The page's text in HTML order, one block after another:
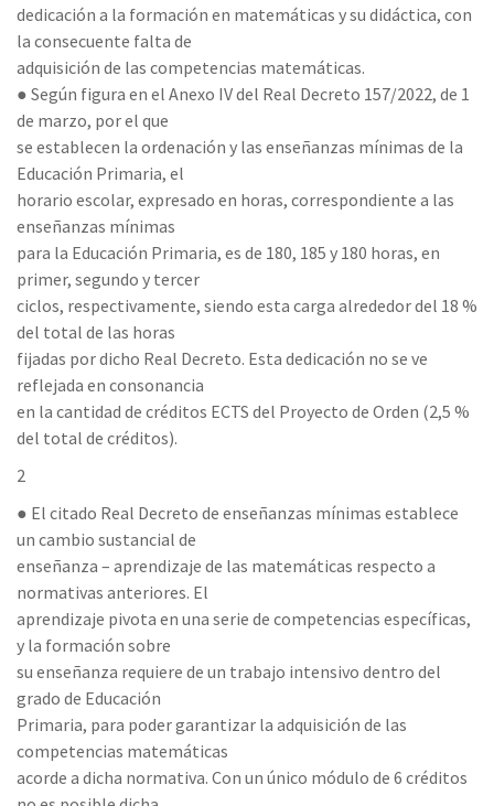
dedicación a la formación en matemáticas y su didáctica, con
la consecuente falta de
adquisición de las competencias matemáticas.
● Según figura en el Anexo IV del Real Decreto 157/2022, de 1
de marzo, por el que
se establecen la ordenación y las enseñanzas mínimas de la
Educación Primaria, el
horario escolar, expresado en horas, correspondiente a las
enseñanzas mínimas
para la Educación Primaria, es de 180, 185 y 180 horas, en
primer, segundo y tercer
ciclos, respectivamente, siendo esta carga alrededor del 18 %
del total de las horas
fijadas por dicho Real Decreto. Esta dedicación no se ve
reflejada en consonancia
en la cantidad de créditos ECTS del Proyecto de Orden (2,5 %
del total de créditos).
2
● El citado Real Decreto de enseñanzas mínimas establece
un cambio sustancial de
enseñanza – aprendizaje de las matemáticas respecto a
normativas anteriores. El
aprendizaje pivota en una serie de competencias específicas,
y la formación sobre
su enseñanza requiere de un trabajo intensivo dentro del
grado de Educación
Primaria, para poder garantizar la adquisición de las
competencias matemáticas
acorde a dicha normativa. Con un único módulo de 6 créditos